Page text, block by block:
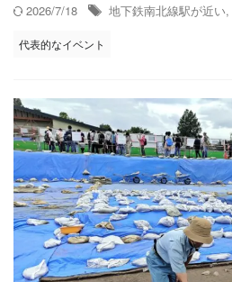
2026/7/18
地下鉄南北線駅が近い,
代表的なイベント